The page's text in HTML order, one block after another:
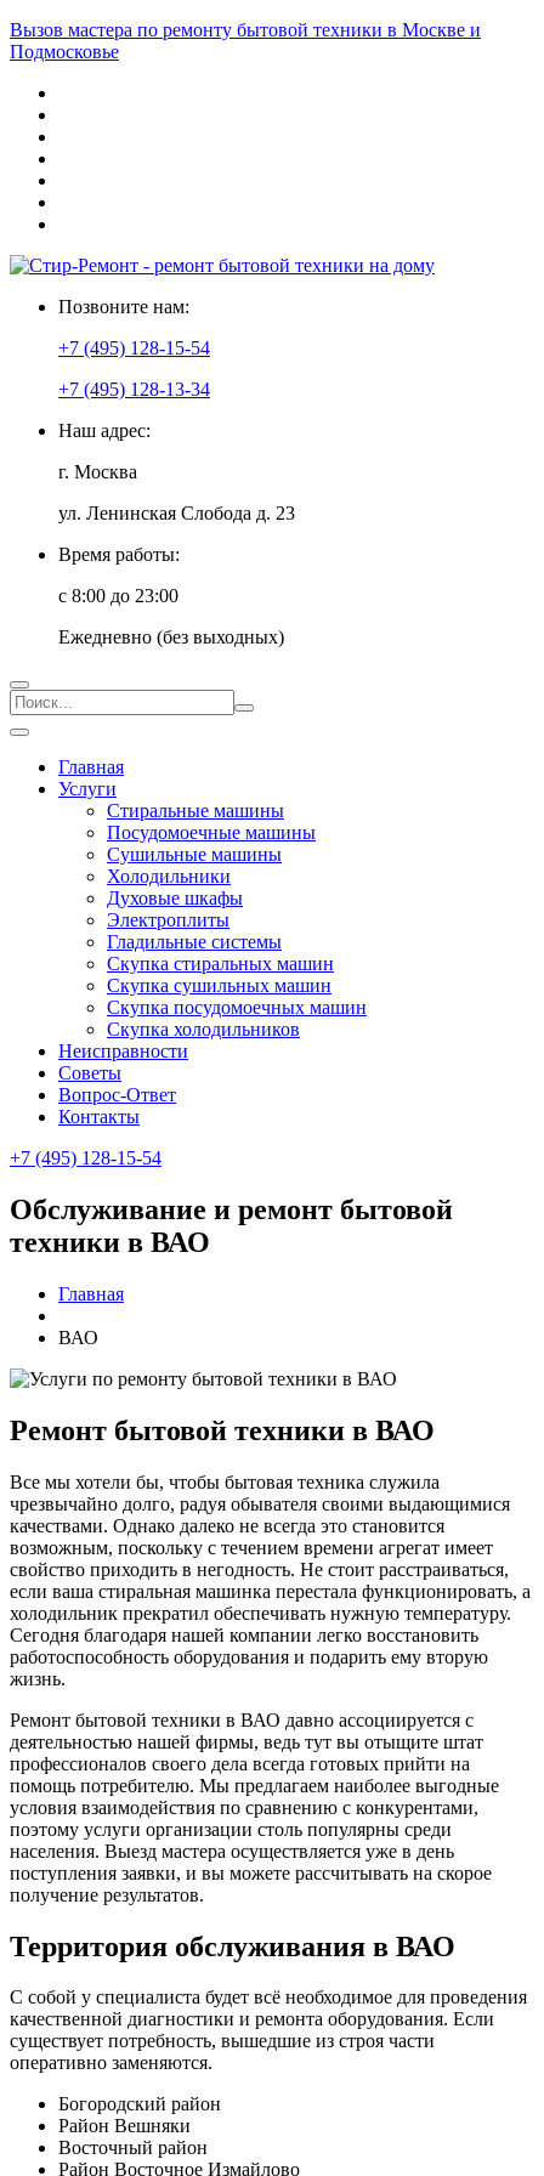
Вызов мастера по ремонту бытовой техники в Москве и
Подмосковье
Позвоните нам:
+7 (495) 128-15-54
+7 (495) 128-13-34
Наш адрес:
г. Москва
ул. Ленинская Слобода д. 23
Время работы:
с 8:00 до 23:00
Ежедневно (без выходных)
Главная
Услуги
Стиральные машины
Посудомоечные машины
Сушильные машины
Холодильники
Духовые шкафы
Электроплиты
Гладильные системы
Скупка стиральных машин
Скупка сушильных машин
Скупка посудомоечных машин
Скупка холодильников
Неисправности
Советы
Вопрос-Ответ
Контакты
+7 (495) 128-15-54
Обслуживание и ремонт бытовой
техники в ВАО
Главная
ВАО
Ремонт бытовой техники в ВАО
Все мы хотели бы, чтобы бытовая техника служила
чрезвычайно долго, радуя обывателя своими выдающимися
качествами. Однако далеко не всегда это становится
возможным, поскольку с течением времени агрегат имеет
свойство приходить в негодность. Не стоит расстраиваться,
если ваша стиральная машинка перестала функционировать, а
холодильник прекратил обеспечивать нужную температуру.
Сегодня благодаря нашей компании легко восстановить
работоспособность оборудования и подарить ему вторую
жизнь.
Ремонт бытовой техники в ВАО давно ассоциируется с
деятельностью нашей фирмы, ведь тут вы отыщите штат
профессионалов своего дела всегда готовых прийти на
помощь потребителю. Мы предлагаем наиболее выгодные
условия взаимодействия по сравнению с конкурентами,
поэтому услуги организации столь популярны среди
населения. Выезд мастера осуществляется уже в день
поступления заявки, и вы можете рассчитывать на скорое
получение результатов.
Территория обслуживания в ВАО
С собой у специалиста будет всё необходимое для проведения
качественной диагностики и ремонта оборудования. Если
существует потребность, вышедшие из строя части
оперативно заменяются.
Богородский район
Район Вешняки
Восточный район
Район Восточное Измайлово